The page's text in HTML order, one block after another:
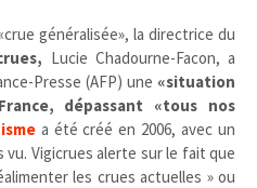
généralisée», la directrice du
Lucie Chadourne-Facon, a
Presse (AFP) une «situation
dépassant «tous nos
a été créé en 2006, avec un
vu. Vigicrues alerte sur le fait que
les crues actuelles » ou